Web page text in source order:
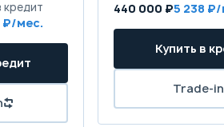
440 000 ₽5 238